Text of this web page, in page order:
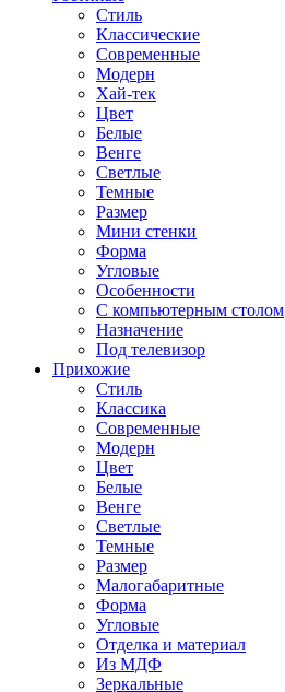
Стиль
Классические
Современные
Модерн
Хай-тек
Цвет
Белые
Венге
Светлые
Темные
Размер
Мини стенки
Форма
Угловые
Особенности
С компьютерным столом
Назначение
Под телевизор
Прихожие
Стиль
Классика
Современные
Модерн
Цвет
Белые
Венге
Светлые
Темные
Размер
Малогабаритные
Форма
Угловые
Отделка и материал
Из МДФ
Зеркальные